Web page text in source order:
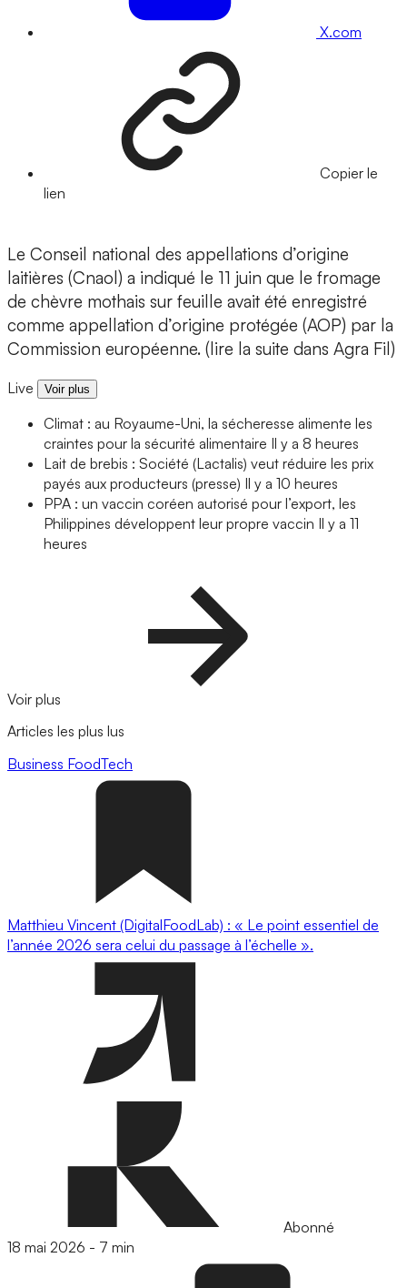
X.com
Copier le
lien
Le Conseil national des appellations d’origine
laitières (Cnaol) a indiqué le 11 juin que le fromage
de chèvre mothais sur feuille avait été enregistré
comme appellation d’origine protégée (AOP) par la
Commission européenne. (lire la suite dans Agra Fil)
Live Voir plus
Climat : au Royaume-Uni, la sécheresse alimente les
craintes pour la sécurité alimentaire Il y a 8 heures
Lait de brebis : Société (Lactalis) veut réduire les prix
payés aux producteurs (presse) Il y a 10 heures
PPA : un vaccin coréen autorisé pour l’export, les
Philippines développent leur propre vaccin Il y a 11
heures
Voir plus
Articles les plus lus
Business FoodTech
Matthieu Vincent (DigitalFoodLab) : « Le point essentiel de
l’année 2026 sera celui du passage à l’échelle ».
Abonné
18 mai 2026 - 7 min